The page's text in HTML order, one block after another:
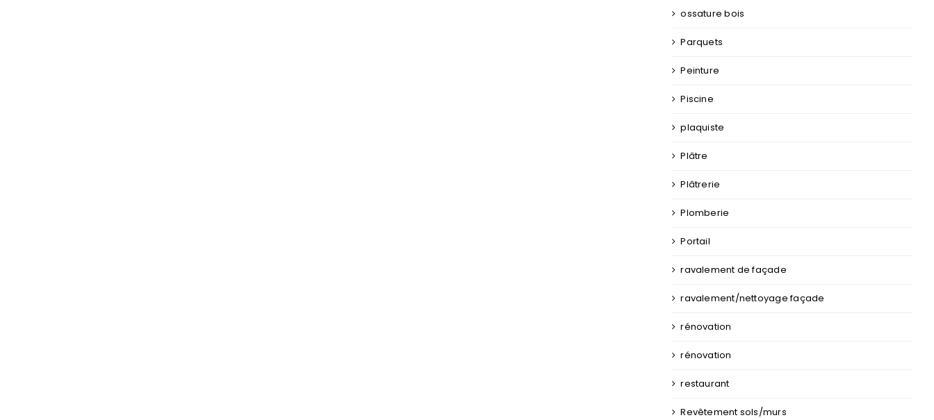
ossature bois
Parquets
Peinture
Piscine
plaquiste
Plâtre
Plâtrerie
Plomberie
Portail
ravalement de façade
ravalement/nettoyage façade
rénovation
rénovation
restaurant
Revêtement sols/murs